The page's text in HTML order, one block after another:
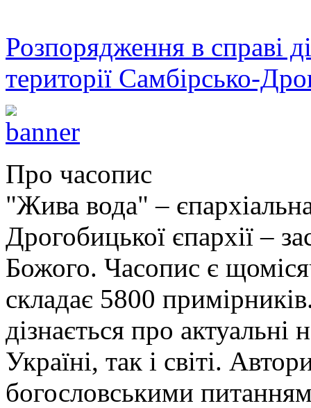
Розпорядження в справі
території Самбірсько-
Про часопис
"Жива вода" –
Дрогобицької єпархії –
Божого. Часопис є
складає 5800
дізнається про
Україні, так і світі.
богословськими